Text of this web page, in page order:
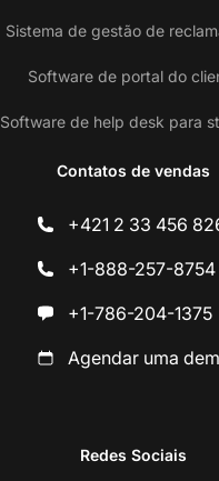
Sistema de gestão de
Software de portal do
Software de help desk para
Contatos de vendas
+421 2 33 456
+1-888-257-8754
+1-786-204-1375
Agendar uma
Redes Sociais